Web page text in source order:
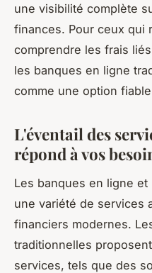
une visibilité complète
finances. Pour ceux qui
comprendre les frais
les banques en ligne
comme une option
L'éventail des
répond à vos
Les banques en ligne
une variété de services
financiers modernes.
traditionnelles
services, tels que des